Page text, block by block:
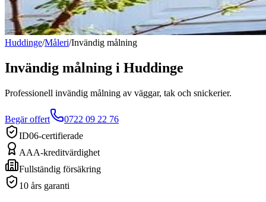
Huddinge/Måleri/Invändig målning
Invändig målning i Huddinge
Professionell invändig målning av väggar, tak och snickerier.
Begär offert
0722 09 22 76
ID06-certifierade
AAA-kreditvärdighet
Fullständig försäkring
10 års garanti